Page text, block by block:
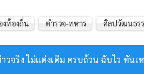
วจริง ไม่แต่งเติม ครบถ้วน ฉับไว ทันเ
งท้องถิ่น ตำรวจ-ทหาร ศิลปวัฒนธร